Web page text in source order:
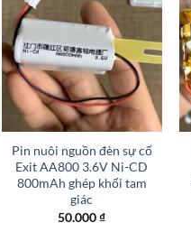
+
Pin nuôi nguồn đèn sự cố
Exit AA800 3.6V Ni-CD
800mAh ghép khối tam
giác
50.000₫